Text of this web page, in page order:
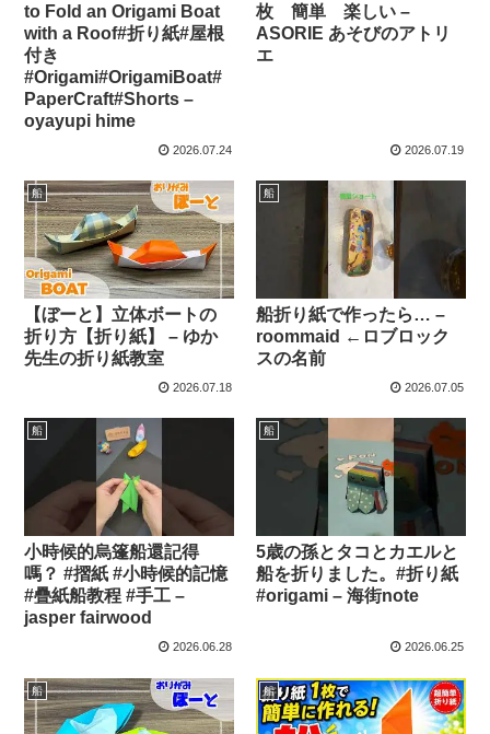
to Fold an Origami Boat
with a Roof#折り紙#屋根
付き
#Origami#OrigamiBoat#
PaperCraft#Shorts –
oyayupi hime
2026.07.24
枚 簡単 楽しい –
ASORIE あそびのアトリ
エ
2026.07.19
船
【ぼーと】立体ボートの
折り方【折り紙】 – ゆか
先生の折り紙教室
2026.07.18
船
船折り紙で作ったら… –
roommaid ←ロブロック
スの名前
2026.07.05
船
小時候的烏篷船還記得
嗎？ #摺紙 #小時候的記憶
#疊紙船教程 #手工 –
jasper fairwood
2026.06.28
船
5歳の孫とタコとカエルと
船を折りました。#折り紙
#origami – 海街note
2026.06.25
船 船